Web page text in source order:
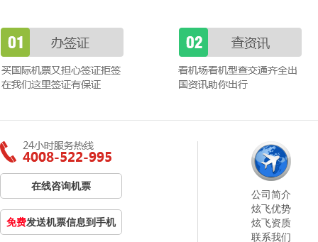
在线咨询机票
免费发送机票信息到手机
公司简介
炫飞优势
炫飞资质
联系我们